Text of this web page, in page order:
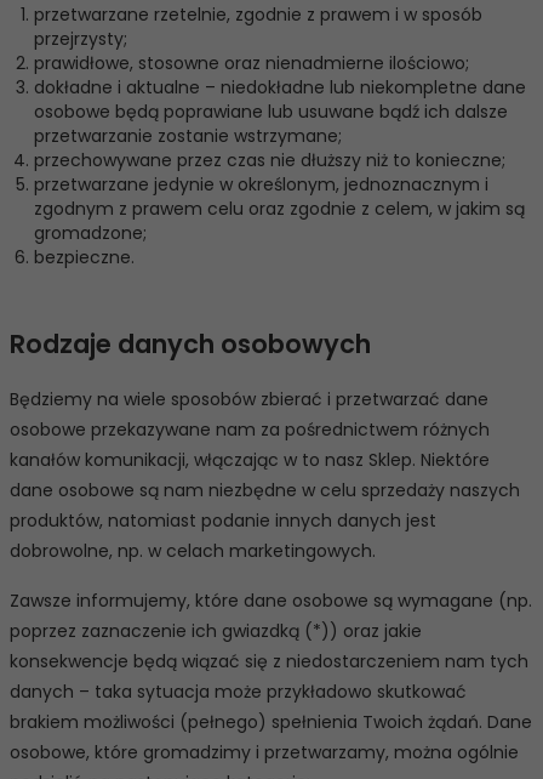
przetwarzane rzetelnie, zgodnie z prawem i w sposób
przejrzysty;
prawidłowe, stosowne oraz nienadmierne ilościowo;
dokładne i aktualne – niedokładne lub niekompletne dane
osobowe będą poprawiane lub usuwane bądź ich dalsze
przetwarzanie zostanie wstrzymane;
przechowywane przez czas nie dłuższy niż to konieczne;
przetwarzane jedynie w określonym, jednoznacznym i
zgodnym z prawem celu oraz zgodnie z celem, w jakim są
gromadzone;
bezpieczne.
Rodzaje danych osobowych
Będziemy na wiele sposobów zbierać i przetwarzać dane
osobowe przekazywane nam za pośrednictwem różnych
kanałów komunikacji, włączając w to nasz Sklep. Niektóre
dane osobowe są nam niezbędne w celu sprzedaży naszych
produktów, natomiast podanie innych danych jest
dobrowolne, np. w celach marketingowych.
Zawsze informujemy, które dane osobowe są wymagane (np.
poprzez zaznaczenie ich gwiazdką (*)) oraz jakie
konsekwencje będą wiązać się z niedostarczeniem nam tych
danych – taka sytuacja może przykładowo skutkować
brakiem możliwości (pełnego) spełnienia Twoich żądań. Dane
osobowe, które gromadzimy i przetwarzamy, można ogólnie